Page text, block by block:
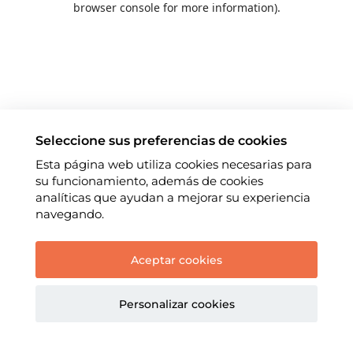
browser console for more information).
Seleccione sus preferencias de cookies
Esta página web utiliza cookies necesarias para
su funcionamiento, además de cookies
analíticas que ayudan a mejorar su experiencia
navegando.
Aceptar cookies
Personalizar cookies